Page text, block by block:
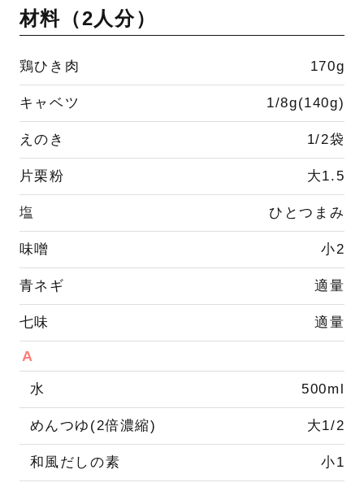
材料（2人分）
鶏ひき肉 170g
キャベツ 1/8g(140g)
えのき 1/2袋
片栗粉 大1.5
塩 ひとつまみ
味噌 小2
青ネギ 適量
七味 適量
A
水 500ml
めんつゆ(2倍濃縮) 大1/2
和風だしの素 小1